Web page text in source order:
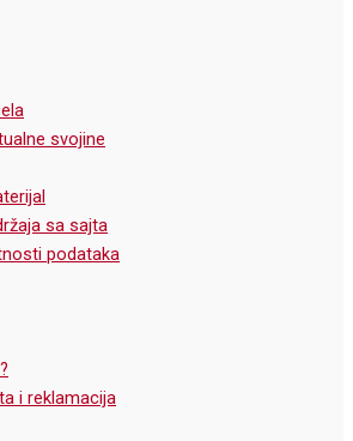
svojine
sa sajta
podataka
i reklamacija